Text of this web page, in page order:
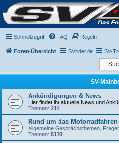
Schnellzugriff FAQ Regeln
Foren-Übersicht SVrider.de SV-
SV-
Ankündigungen & News
Hier findet ihr aktuelle News und
Themen: 214
Rund um das
Allgemeine Gesprächsthemen,
Themen: 5178